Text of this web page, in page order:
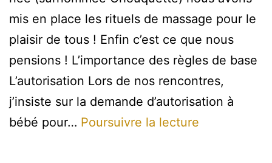
mis en place les rituels de massage pour le
plaisir de tous ! Enfin c’est ce que nous
pensions ! L’importance des règles de base
L’autorisation Lors de nos rencontres,
j’insiste sur la demande d’autorisation à
bébé pour… Poursuivre la lecture